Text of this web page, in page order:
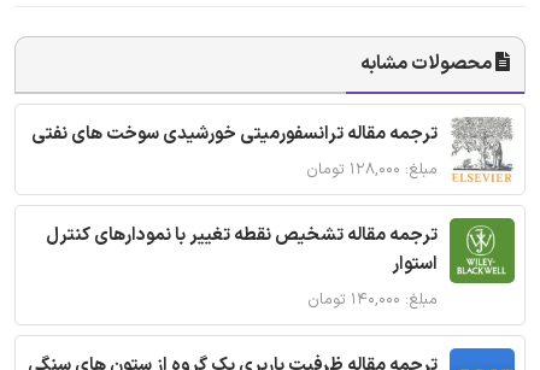
محصولات مشابه
ترجمه مقاله ترانسفورمیتی خورشیدی سوخت های نفتی
مبلغ: ۱۲۸,۰۰۰ تومان
ترجمه مقاله تشخیص نقطه تغییر با نمودارهای کنترل
استوار
مبلغ: ۱۴۰,۰۰۰ تومان